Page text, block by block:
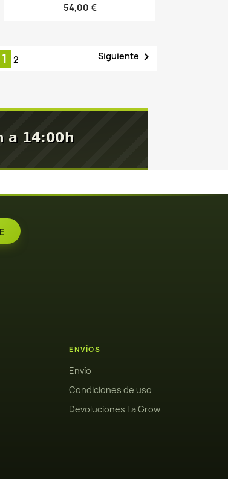
54,00 €
1 2 Siguiente 
ENVÍOS
Envío
Condiciones de uso
Devoluciones La Grow